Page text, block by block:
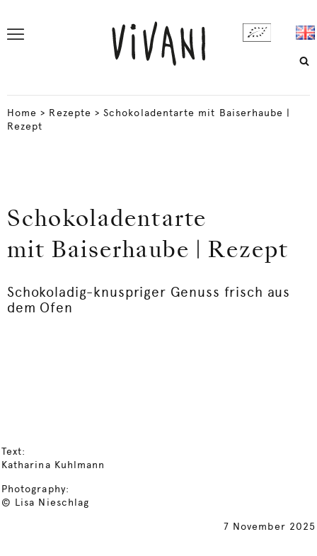
Home > Rezepte >Schokoladentarte mit Baiserhaube |
Rezept
Schokoladentarte
mit Baiserhaube | Rezept
Schokoladig-knuspriger Genuss frisch aus
dem Ofen
Text:
Katharina Kuhlmann
Photography:
© Lisa Nieschlag
7 November 2025